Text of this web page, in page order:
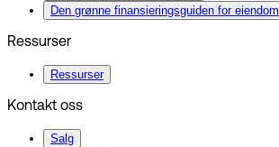
Den grønne finansieringsguiden for eiendom
Ressurser
Ressurser
Kontakt oss
Salg